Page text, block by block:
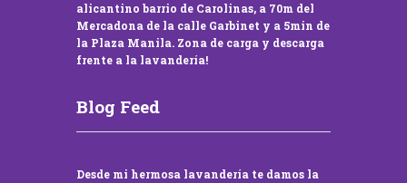
alicantino barrio de Carolinas, a 70m del
Mercadona de la calle Garbinet y a 5min de
la Plaza Manila. Zona de carga y descarga
frente a la lavandería!
Blog Feed
Desde mi hermosa lavandería te damos la